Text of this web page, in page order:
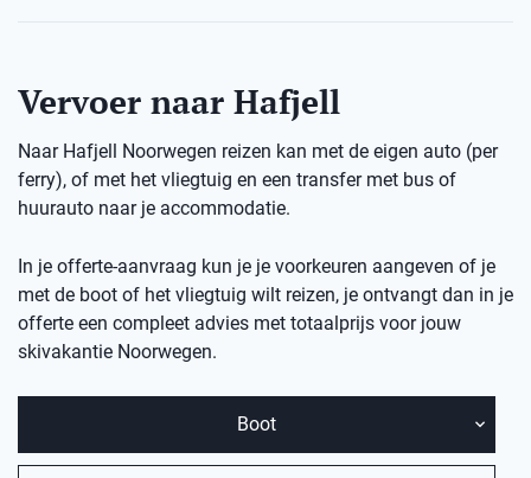
Vervoer naar Hafjell
Naar Hafjell Noorwegen reizen kan met de eigen auto (per
ferry), of met het vliegtuig en een transfer met bus of
huurauto naar je accommodatie.
In je offerte-aanvraag kun je je voorkeuren aangeven of je
met de boot of het vliegtuig wilt reizen, je ontvangt dan in je
offerte een compleet advies met totaalprijs voor jouw
skivakantie Noorwegen.
Boot